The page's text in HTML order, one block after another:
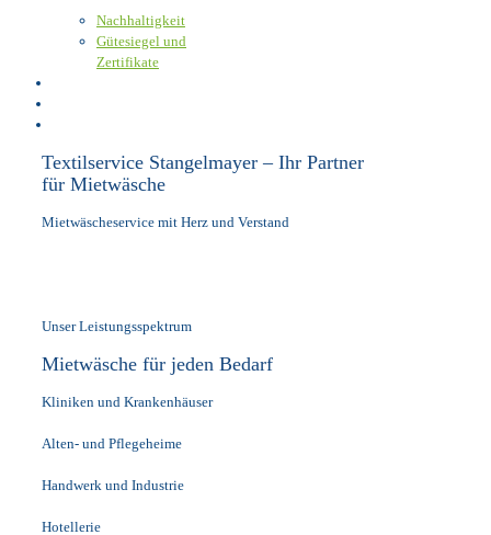
Nachhaltigkeit
Gütesiegel und
Zertifikate
Textilservice Stangelmayer – Ihr Partner
für Mietwäsche
Mietwäscheservice mit Herz und Verstand
Unser Leistungsspektrum
Mietwäsche für jeden Bedarf
Kliniken und Krankenhäuser
Alten- und Pflegeheime
Handwerk und Industrie
Hotellerie